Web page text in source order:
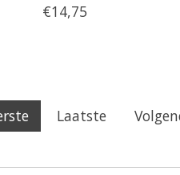
€14,75
Laatste